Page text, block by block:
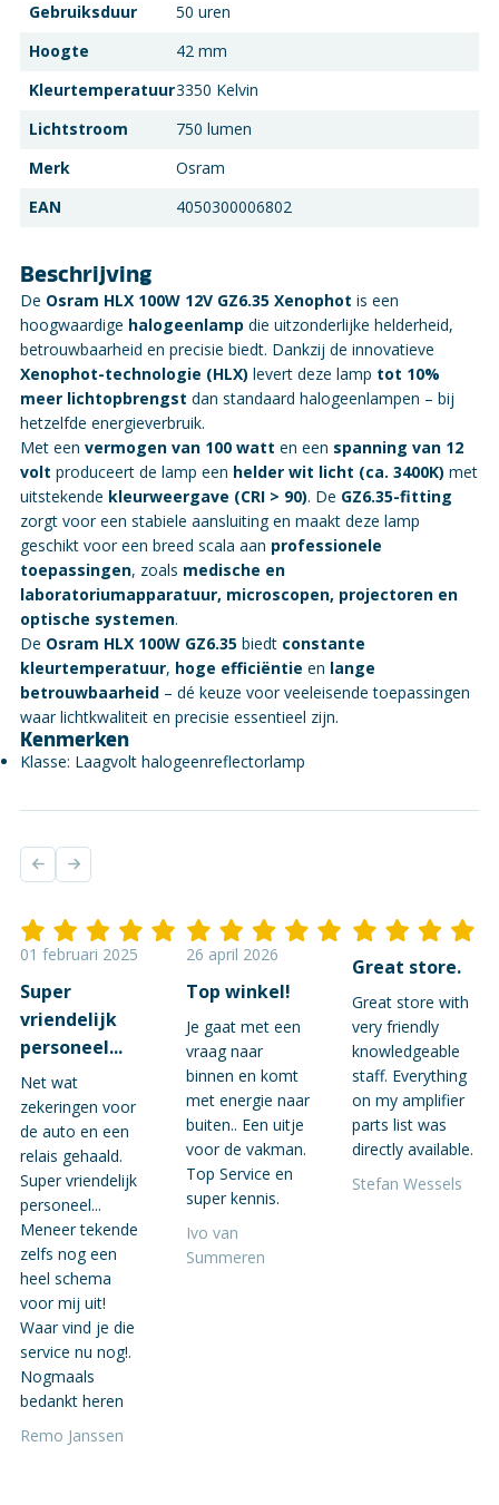
Gebruiksduur
50 uren
Hoogte
42 mm
Kleurtemperatuur3350 Kelvin
Lichtstroom
750 lumen
Merk
Osram
EAN
4050300006802
Beschrijving
De Osram HLX 100W 12V GZ6.35 Xenophot is een
hoogwaardige halogeenlamp die uitzonderlijke helderheid,
betrouwbaarheid en precisie biedt. Dankzij de innovatieve
Xenophot-technologie (HLX) levert deze lamp tot 10%
meer lichtopbrengst dan standaard halogeenlampen – bij
hetzelfde energieverbruik.
Met een vermogen van 100 watt en een spanning van 12
volt produceert de lamp een helder wit licht (ca. 3400K) met
uitstekende kleurweergave (CRI > 90). De GZ6.35-fitting
zorgt voor een stabiele aansluiting en maakt deze lamp
geschikt voor een breed scala aan professionele
toepassingen, zoals medische en
laboratoriumapparatuur, microscopen, projectoren en
optische systemen.
De Osram HLX 100W GZ6.35 biedt constante
kleurtemperatuur, hoge efficiëntie en lange
betrouwbaarheid – dé keuze voor veeleisende toepassingen
waar lichtkwaliteit en precisie essentieel zijn.
Kenmerken
Klasse: Laagvolt halogeenreflectorlamp
01 februari 2025
Super
vriendelijk
personeel...
Net wat
zekeringen voor
de auto en een
relais gehaald.
Super vriendelijk
personeel...
Meneer tekende
zelfs nog een
heel schema
voor mij uit!
Waar vind je die
service nu nog!.
Nogmaals
bedankt heren
Remo Janssen
26 april 2026
Top winkel!
Je gaat met een
vraag naar
binnen en komt
met energie naar
buiten.. Een uitje
voor de vakman.
Top Service en
super kennis.
Ivo van
Summeren
Great store.
Great store with
very friendly
knowledgeable
staff. Everything
on my amplifier
parts list was
directly available.
Stefan Wessels